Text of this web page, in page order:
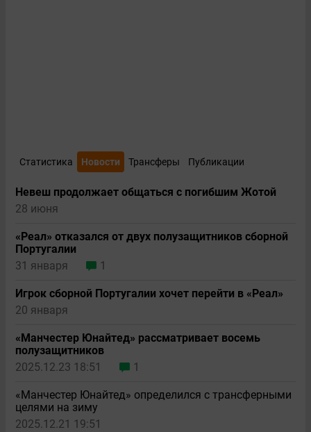
Статистика Новости Трансферы Публикации
Невеш продолжает общаться с погибшим Жотой
28 июня
«Реал» отказался от двух полузащитников сборной
Португалии
31 января
1
Игрок сборной Португалии хочет перейти в «Реал»
20 января
«Манчестер Юнайтед» рассматривает восемь
полузащитников
2025.12.23 18:51
1
«Манчестер Юнайтед» определился с трансферными
целями на зиму
2025.12.21 19:51